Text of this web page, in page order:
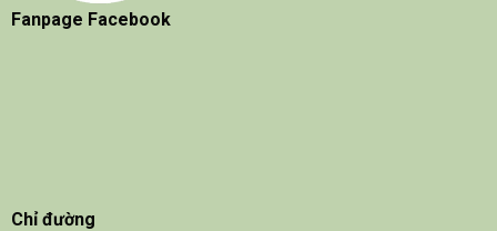
Fanpage Facebook
Chỉ đường